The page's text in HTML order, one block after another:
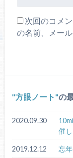
次回のコメ
の名前、メー
方眼ノート の
2020.09.30
催
2019.12.12 忘